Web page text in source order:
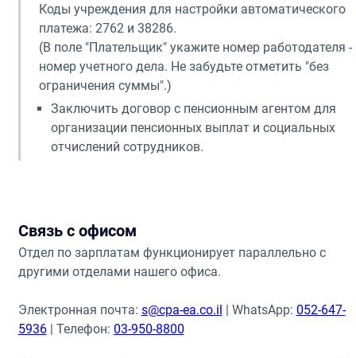
Коды учреждения для настройки автоматического
платежа: 2762 и 38286.
(В поле "Плательщик" укажите номер работодателя -
номер учетного дела. Не забудьте отметить "без
ограничения суммы".)
Заключить договор с пенсионным агентом для
организации пенсионных выплат и социальных
отчислений сотрудников.
Связь с офисом
Отдел по зарплатам функционирует параллельно с
другими отделами нашего офиса.
Электронная почта: s@cpa-ea.co.il | WhatsApp: 052-647-
5936| Телефон: 03-950-8800